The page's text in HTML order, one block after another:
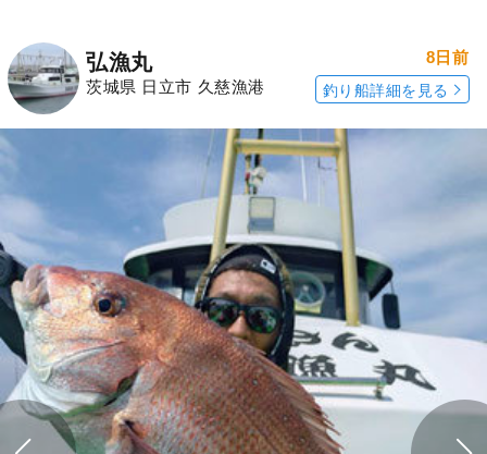
弘漁丸
茨城県 日立市 久慈漁港
8日前
釣り船詳細を見る